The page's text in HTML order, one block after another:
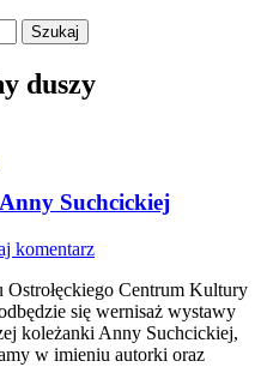
duszy
Suchcickiej
komentarz
Centrum Kultury
się wernisaż wystawy
koleżanki Anny Suchcickiej,
w imieniu autorki oraz